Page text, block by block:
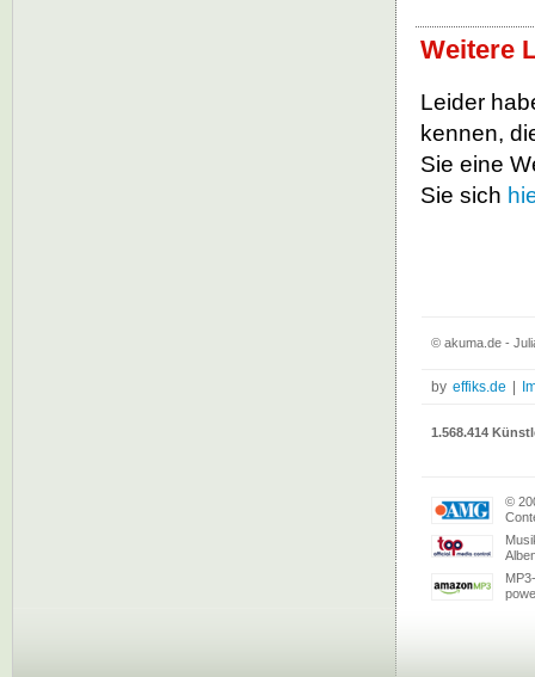
Weitere
Leider
kennen,
Sie eine
Sie sich
© akuma.de -
by effiks.de
1.568.414
©